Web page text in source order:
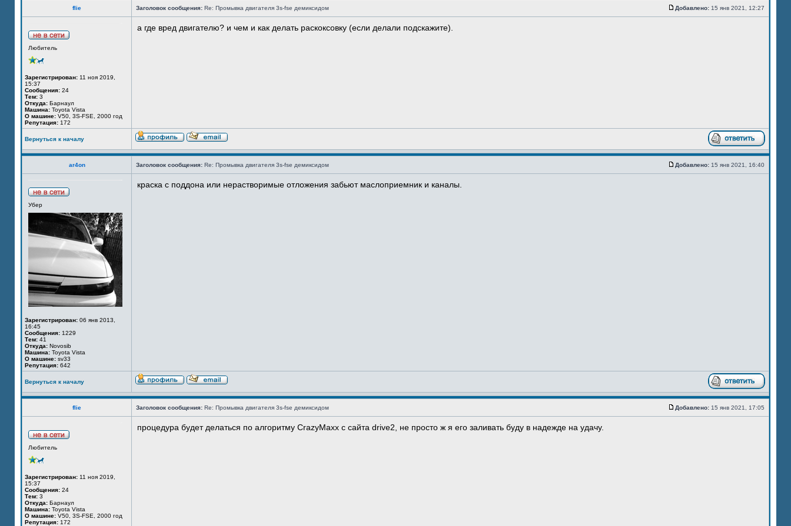
flie Заголовок сообщения: Re: Промывка двигателя 3s-fse демиксидом Добавлено: 15 янв 2021, 12:27
Любитель
Зарегистрирован: 11 ноя 2019,
15:37
Сообщения: 24
Тем: 3
Откуда: Барнаул
Машина: Toyota Vista
О машине: V50, 3S-FSE, 2000 год
Репутация: 172
а где вред двигателю? и чем и как делать раскоксовку (если делали подскажите).
Вернуться к началу
ar4on Заголовок сообщения: Re: Промывка двигателя 3s-fse демиксидом Добавлено: 15 янв 2021, 16:40
Убер
Зарегистрирован: 06 янв 2013,
16:45
Сообщения: 1229
Тем: 41
Откуда: Novosib
Машина: Toyota Vista
О машине: sv33
Репутация: 642
краска с поддона или нерастворимые отложения забьют маслоприемник и каналы.
Вернуться к началу
flie Заголовок сообщения: Re: Промывка двигателя 3s-fse демиксидом Добавлено: 15 янв 2021, 17:05
Любитель
Зарегистрирован: 11 ноя 2019,
15:37
Сообщения: 24
Тем: 3
Откуда: Барнаул
Машина: Toyota Vista
О машине: V50, 3S-FSE, 2000 год
Репутация: 172
процедура будет делаться по алгоритму CrazyMaxx с сайта drive2, не просто ж я его заливать буду в надежде на удачу.